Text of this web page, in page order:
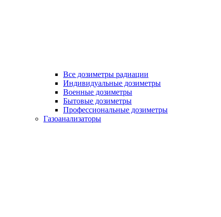
Все дозиметры радиации
Индивидуальные дозиметры
Военные дозиметры
Бытовые дозиметры
Профессиональные дозиметры
Газоанализаторы